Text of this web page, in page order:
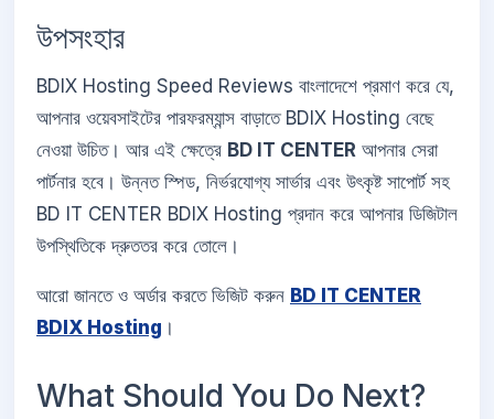
উপসংহার
BDIX Hosting Speed Reviews বাংলাদেশে প্রমাণ করে যে,
আপনার ওয়েবসাইটের পারফরম্যান্স বাড়াতে BDIX Hosting বেছে
নেওয়া উচিত। আর এই ক্ষেত্রে BD IT CENTER আপনার সেরা
পার্টনার হবে। উন্নত স্পিড, নির্ভরযোগ্য সার্ভার এবং উৎকৃষ্ট সাপোর্ট সহ
BD IT CENTER BDIX Hosting প্রদান করে আপনার ডিজিটাল
উপস্থিতিকে দ্রুততর করে তোলে।
আরো জানতে ও অর্ডার করতে ভিজিট করুন BD IT CENTER
BDIX Hosting ।
What Should You Do Next?